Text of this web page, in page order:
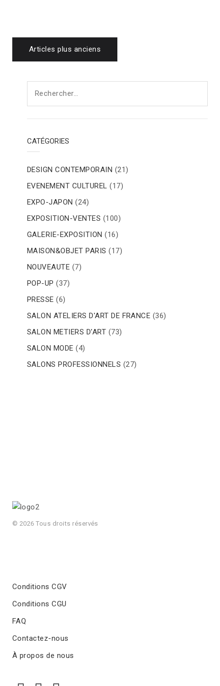
Navigation
des
articles
Articles plus anciens
CATÉGORIES
DESIGN CONTEMPORAIN (21)
EVENEMENT CULTUREL (17)
EXPO-JAPON (24)
EXPOSITION-VENTES (100)
GALERIE-EXPOSITION (16)
MAISON&OBJET PARIS (17)
NOUVEAUTE (7)
POP-UP (37)
PRESSE (6)
SALON ATELIERS D'ART DE FRANCE (36)
SALON METIERS D'ART (73)
SALON MODE (4)
SALONS PROFESSIONNELS (27)
© 2026 Tous droits réservés
Conditions CGV
Conditions CGU
FAQ
Contactez-nous
À propos de nous